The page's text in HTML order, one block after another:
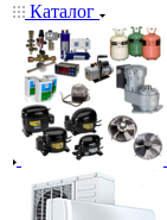
Каталог